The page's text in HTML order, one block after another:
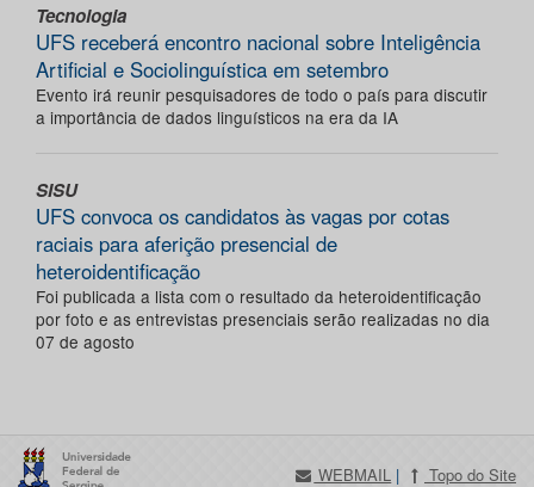
Tecnologia
UFS receberá encontro nacional sobre Inteligência
Artificial e Sociolinguística em setembro
Evento irá reunir pesquisadores de todo o país para discutir
a importância de dados linguísticos na era da IA
SISU
UFS convoca os candidatos às vagas por cotas
raciais para aferição presencial de
heteroidentificação
Foi publicada a lista com o resultado da heteroidentificação
por foto e as entrevistas presenciais serão realizadas no dia
07 de agosto
WEBMAIL | Topo do Site